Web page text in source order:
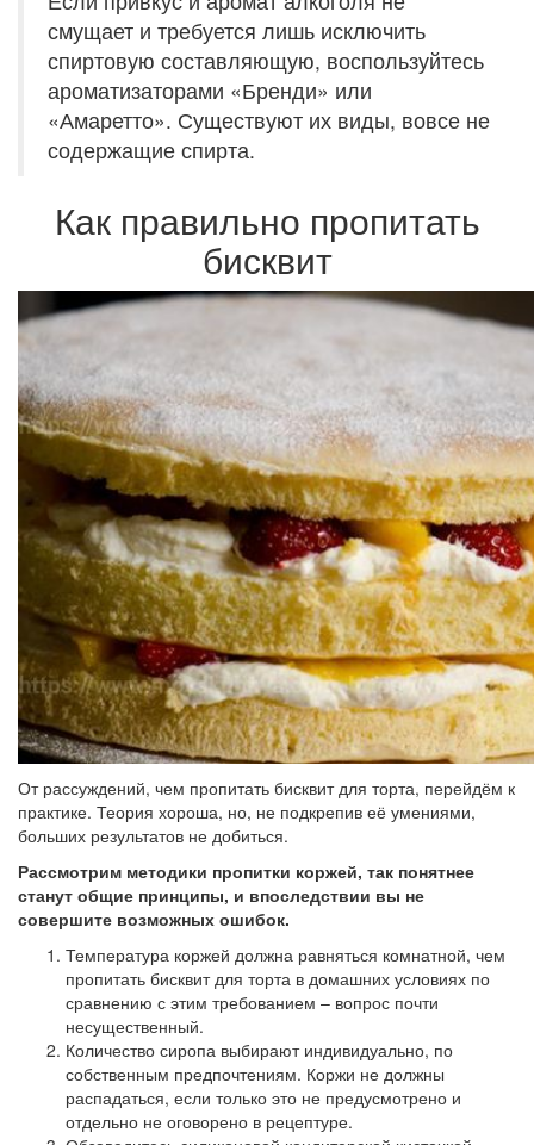
смущает и требуется лишь исключить
спиртовую составляющую, воспользуйтесь
ароматизаторами «Бренди» или
«Амаретто». Существуют их виды, вовсе не
содержащие спирта.
Как правильно пропитать
бисквит
От рассуждений, чем пропитать бисквит для торта, перейдём к
практике. Теория хороша, но, не подкрепив её умениями,
больших результатов не добиться.
Рассмотрим методики пропитки коржей, так понятнее
станут общие принципы, и впоследствии вы не
совершите возможных ошибок.
Температура коржей должна равняться комнатной, чем
пропитать бисквит для торта в домашних условиях по
сравнению с этим требованием – вопрос почти
несущественный.
Количество сиропа выбирают индивидуально, по
собственным предпочтениям. Коржи не должны
распадаться, если только это не предусмотрено и
отдельно не оговорено в рецептуре.